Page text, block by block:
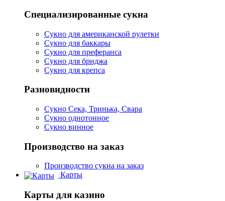
Специализированные сукна
Сукно для американской рулетки
Сукно для баккары
Сукно для преферанса
Сукно для бриджа
Сукно для крепса
Разновидности
Сукно Сека, Тринька, Свара
Сукно однотонное
Сукно винное
Производство на заказ
Производство сукна на заказ
Карты
Карты для казино